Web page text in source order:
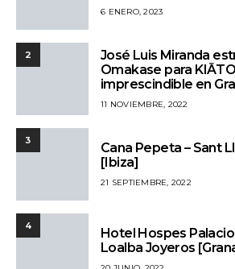
6 ENERO, 2023
2
José Luis Miranda
Omakase para
imprescindible en
11 NOVIEMBRE, 2022
3
Cana Pepeta – Sant
[Ibiza]
21 SEPTIEMBRE, 2022
4
Hotel Hospes
Loalba Joyeros